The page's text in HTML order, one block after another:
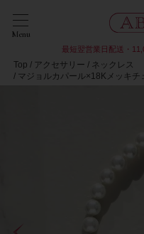
Menu
最短翌営業日配送・
Top アクセサリー
ネックレス
マジョルカパール×18Kメッキチ